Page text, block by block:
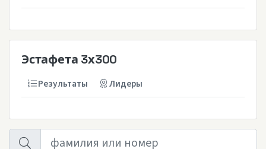
Эстафета 3х300
Результаты Лидеры